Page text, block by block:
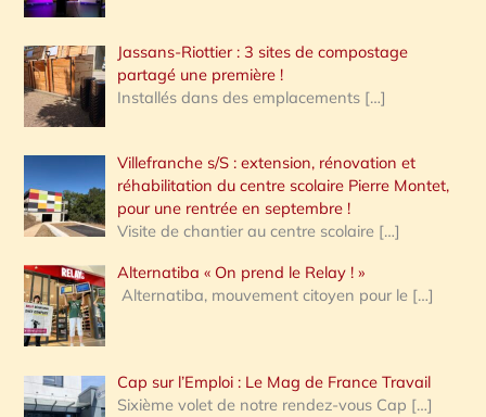
Jassans-Riottier : 3 sites de compostage
partagé une première !
Installés dans des emplacements […]
Villefranche s/S : extension, rénovation et
réhabilitation du centre scolaire Pierre Montet,
pour une rentrée en septembre !
Visite de chantier au centre scolaire […]
Alternatiba « On prend le Relay ! »
Alternatiba, mouvement citoyen pour le […]
Cap sur l’Emploi : Le Mag de France Travail
Sixième volet de notre rendez-vous Cap […]